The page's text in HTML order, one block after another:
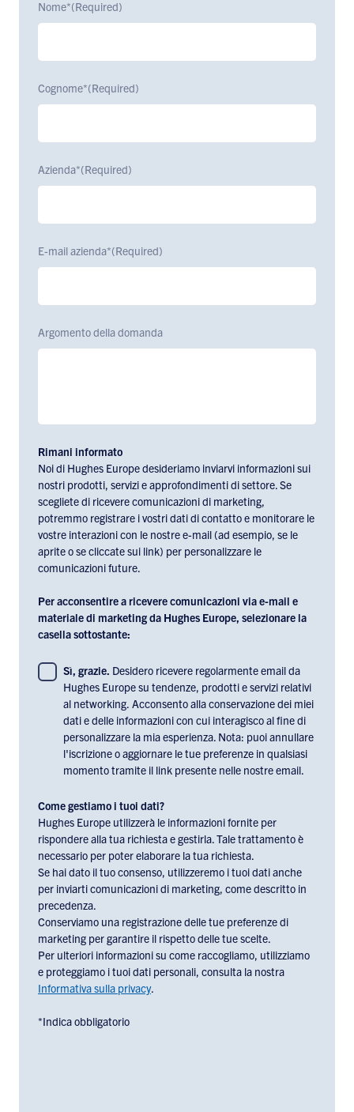
Nome*(Required)
Cognome*(Required)
Azienda*(Required)
E-mail azienda*(Required)
Argomento della domanda
Rimani informato
Noi di Hughes Europe desideriamo inviarvi informazioni sui
nostri prodotti, servizi e approfondimenti di settore. Se
scegliete di ricevere comunicazioni di marketing,
potremmo registrare i vostri dati di contatto e monitorare le
vostre interazioni con le nostre e-mail (ad esempio, se le
aprite o se cliccate sui link) per personalizzare le
comunicazioni future.
Per acconsentire a ricevere comunicazioni via e-mail e
materiale di marketing da Hughes Europe, selezionare la
casella sottostante:
To
consent
receiving
email
communications
marketing
materials
from
Hughes
Europe,
check
the
box
below:
Sì, grazie. Desidero ricevere regolarmente email da
Hughes Europe su tendenze, prodotti e servizi relativi
al networking. Acconsento alla conservazione dei miei
dati e delle informazioni con cui interagisco al fine di
personalizzare la mia esperienza. Nota: puoi annullare
l'iscrizione o aggiornare le tue preferenze in qualsiasi
momento tramite il link presente nelle nostre email.
Come gestiamo i tuoi dati?
Hughes Europe utilizzerà le informazioni fornite per
rispondere alla tua richiesta e gestirla. Tale trattamento è
necessario per poter elaborare la tua richiesta.
Se hai dato il tuo consenso, utilizzeremo i tuoi dati anche
per inviarti comunicazioni di marketing, come descritto in
precedenza.
Conserviamo una registrazione delle tue preferenze di
marketing per garantire il rispetto delle tue scelte.
Per ulteriori informazioni su come raccogliamo, utilizziamo
e proteggiamo i tuoi dati personali, consulta la nostra
Informativa sulla privacy.
*Indica obbligatorio